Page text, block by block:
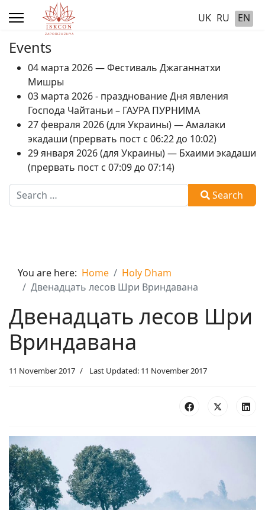
UK RU EN
Events
04 марта 2026 — Фестиваль Джаганнатхи
Мишры
03 марта 2026 - празднование Дня явления
Господа Чайтаньи – ГАУРА ПУРНИМА
27 февраля 2026 (для Украины) — Амалаки
экадаши (прервать пост с 06:22 до 10:02)
29 января 2026 (для Украины) — Бхаими экадаши
(прервать пост с 07:09 до 07:14)
Search
Search
You are here: Home
Holy Dham
Двенадцать лесов Шри Вриндавана
Двенадцать лесов Шри
Вриндавана
11 November 2017 Last Updated: 11 November 2017